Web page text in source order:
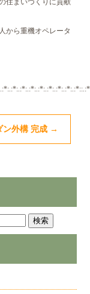
住まいづくりに貢献
から重機オペレータ
ン外構 完成 →